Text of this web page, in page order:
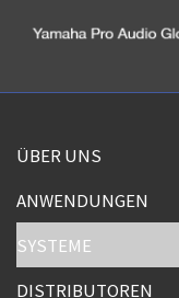
ÜBER UNS
ANWENDUNGEN
SYSTEME
DISTRIBUTOREN